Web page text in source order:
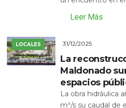
Leer Más
LOCALES 31/12/2025
La
Maldonado
espacios
La obra hidráulica
m³/s su caudal de